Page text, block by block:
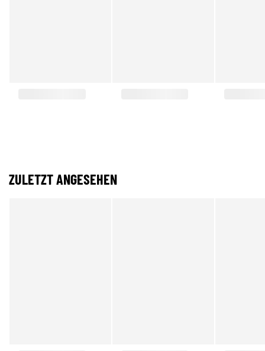
ZULETZT ANGESEHEN